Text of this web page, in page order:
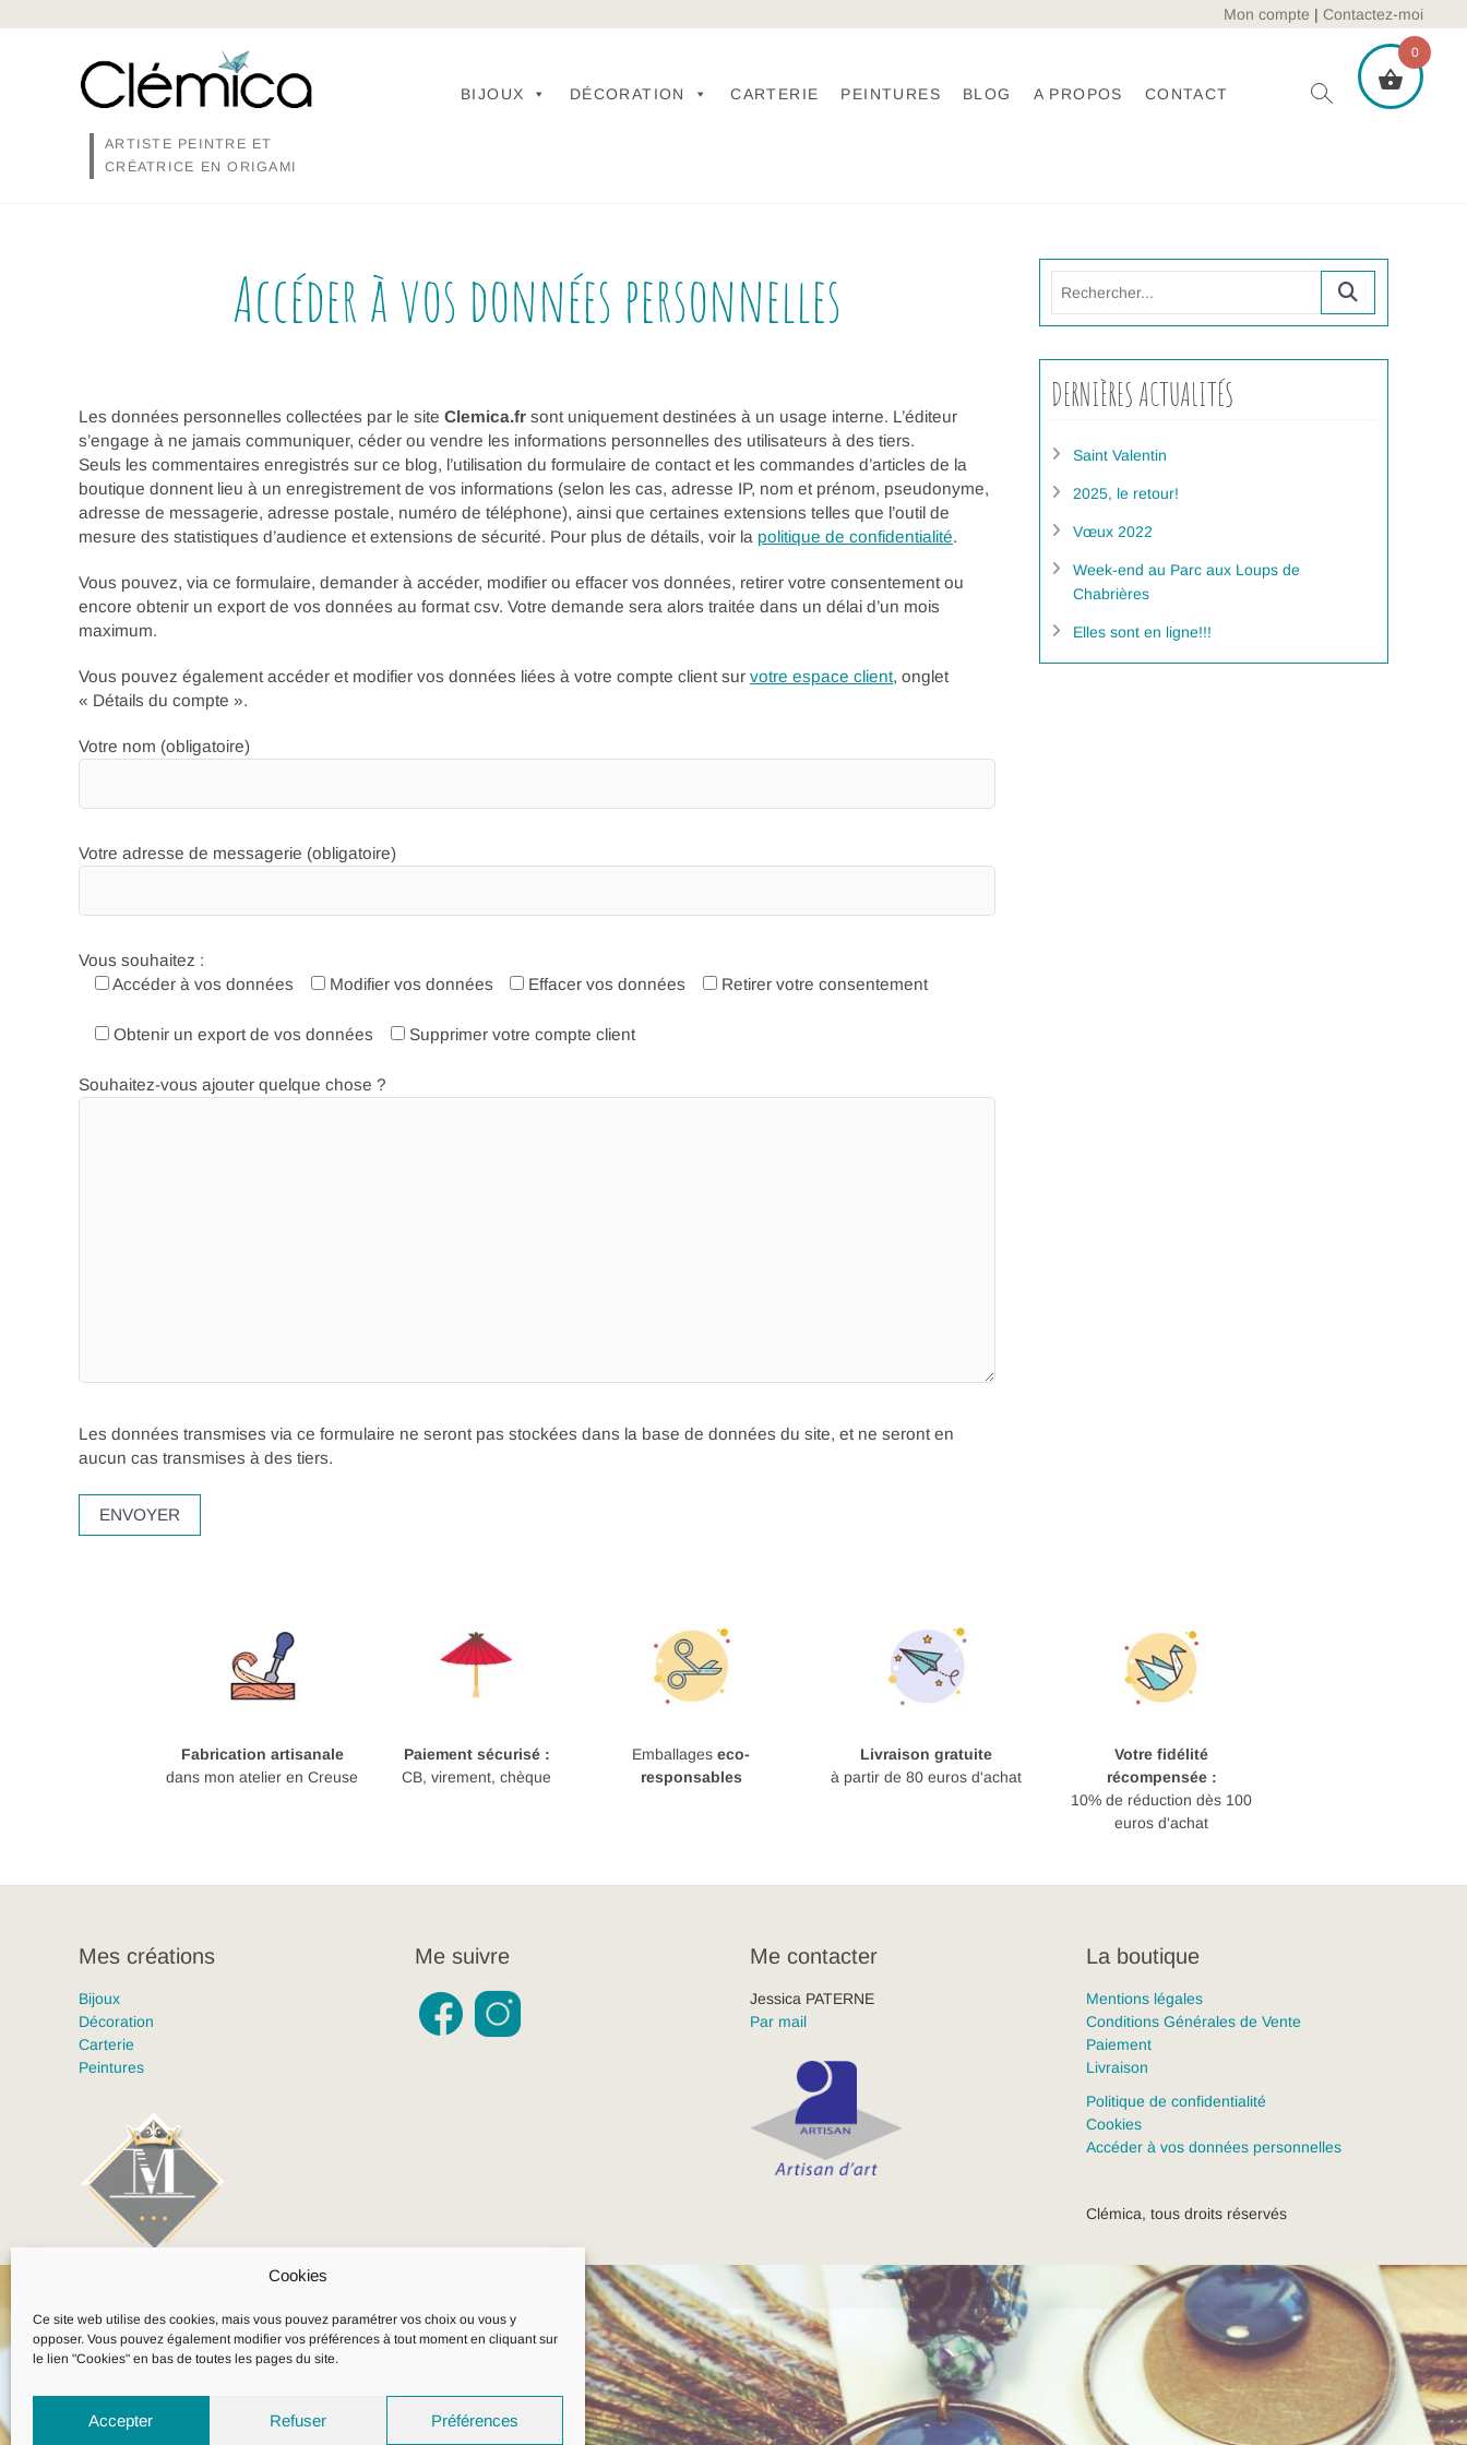
Cookies
Ce site web utilise des cookies, mais vous pouvez paramétrer vos choix ou vous y
opposer. Vous pouvez également modifier vos préférences à tout moment en cliquant sur
le lien "Cookies" en bas de toutes les pages du site.
Accepter Refuser Préférences
Mon compte | Contactez-moi
ARTISTE PEINTRE ET
CRÉATRICE EN ORIGAMI
BIJOUX DÉCORATION CARTERIE PEINTURES BLOG A PROPOS CONTACT
Accéder à vos données personnelles
Les données personnelles collectées par le site Clemica.fr sont uniquement destinées à un usage interne. L’éditeur
s’engage à ne jamais communiquer, céder ou vendre les informations personnelles des utilisateurs à des tiers.
Seuls les commentaires enregistrés sur ce blog, l’utilisation du formulaire de contact et les commandes d’articles de la
boutique donnent lieu à un enregistrement de vos informations (selon les cas, adresse IP, nom et prénom, pseudonyme,
adresse de messagerie, adresse postale, numéro de téléphone), ainsi que certaines extensions telles que l’outil de
mesure des statistiques d’audience et extensions de sécurité. Pour plus de détails, voir la politique de confidentialité.
Vous pouvez, via ce formulaire, demander à accéder, modifier ou effacer vos données, retirer votre consentement ou
encore obtenir un export de vos données au format csv. Votre demande sera alors traitée dans un délai d’un mois
maximum.
Vous pouvez également accéder et modifier vos données liées à votre compte client sur votre espace client, onglet
« Détails du compte ».
Votre nom (obligatoire)
Votre adresse de messagerie (obligatoire)
Vous souhaitez :
Accéder à vos données
Modifier vos données Effacer vos données Retirer votre consentement
Obtenir un export de vos données Supprimer votre compte client
Souhaitez-vous ajouter quelque chose ?
Les données transmises via ce formulaire ne seront pas stockées dans la base de données du site, et ne seront en
aucun cas transmises à des tiers.
Rechercher...
DERNIÈRES ACTUALITÉS
Saint Valentin
2025, le retour!
Vœux 2022
Week-end au Parc aux Loups de
Chabrières
Elles sont en ligne!!!
Fabrication artisanale
dans mon atelier en Creuse
Paiement sécurisé :
CB, virement, chèque
Emballages eco-
responsables
Livraison gratuite
à partir de 80 euros d'achat
Votre fidélité
récompensée :
10% de réduction dès 100
euros d'achat
Mes créations
Bijoux
Décoration
Carterie
Peintures
Me suivre Me contacter
Jessica PATERNE
Par mail
La boutique
Mentions légales
Conditions Générales de Vente
Paiement
Livraison
Politique de confidentialité
Cookies
Accéder à vos données personnelles
Clémica, tous droits réservés
0